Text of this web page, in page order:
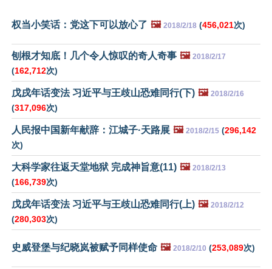
权当小笑话：党这下可以放心了 🖼️ 2018/2/18 (456,021次)
刨根才知底！几个令人惊叹的奇人奇事 🖼️ 2018/2/17
(162,712次)
戊戌年话变法 习近平与王歧山恐难同行(下) 🖼️ 2018/2/16
(317,096次)
人民报中国新年献辞：江城子·天路展 🖼️ 2018/2/15 (296,142
次)
大科学家往返天堂地狱 完成神旨意(11) 🖼️ 2018/2/13
(166,739次)
戊戌年话变法 习近平与王歧山恐难同行(上) 🖼️ 2018/2/12
(280,303次)
史威登堡与纪晓岚被赋予同样使命 🖼️ 2018/2/10 (253,089次)